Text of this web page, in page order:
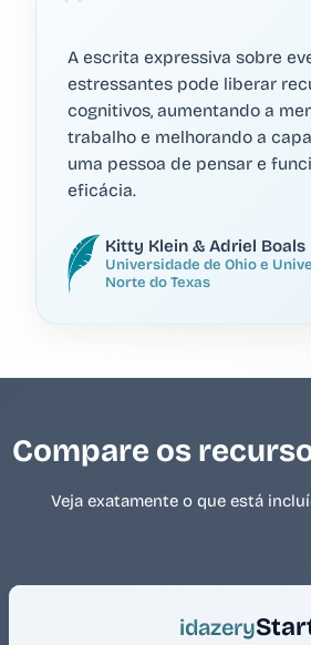
A escrita expressiva sobre
estressantes pode liberar
cognitivos, aumentando a
trabalho e melhorando a
uma pessoa de pensar e
eficácia.
Kitty Klein & Adriel Boals
Universidade de Ohio e
Norte do Texas
Compare os
Veja exatamente o que está
idazery